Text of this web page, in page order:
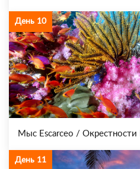
День 10
Мыс Escarceo / Окрестности
День 11